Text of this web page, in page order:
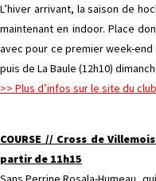
L’hiver arrivant, la saison de
maintenant en indoor. Place
avec pour ce premier week-
puis de La Baule (12h10)
>> Plus d’infos sur le site du
COURSE // Cross de
partir de 11h15